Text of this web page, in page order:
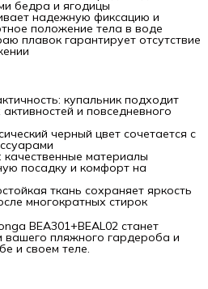
бедра и ягодицы
надежную фиксацию и
положение тела в воде
плавок гарантирует отсутствие
купальник подходит
и повседневного
черный цвет сочетается с
материалы
посадку и комфорт на
ткань сохраняет яркость
многократных стирок
BEA301+BEAL02 станет
вашего пляжного гардероба и
и своем теле.